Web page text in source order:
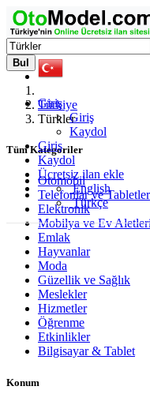
Giriş
Giriş
Kaydol
Giriş
Kaydol
Ücretsiz ilan ekle
English
Türkçe
Bul
Türkiye
Türkler
Tüm Kategoriler
Otomobil
Telefonlar ve Tabletler
Elektronik
Mobilya ve Ev Aletleri
Emlak
Hayvanlar
Moda
Güzellik ve Sağlık
Meslekler
Hizmetler
Öğrenme
Etkinlikler
Bilgisayar & Tablet
Konum